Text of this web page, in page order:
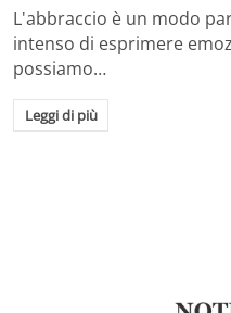
L'abbraccio è un modo
intenso di esprimere
possiamo…
Leggi di più